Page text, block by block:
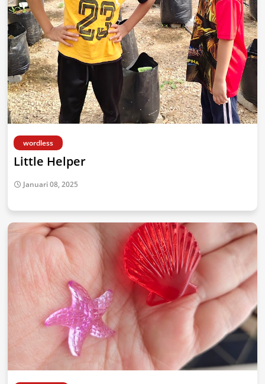
wordless
Little Helper
Januari 08, 2025